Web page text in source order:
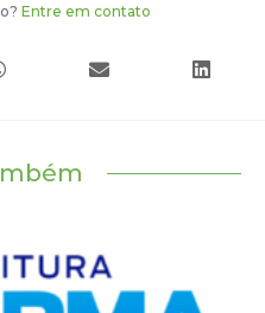
Entre em contato